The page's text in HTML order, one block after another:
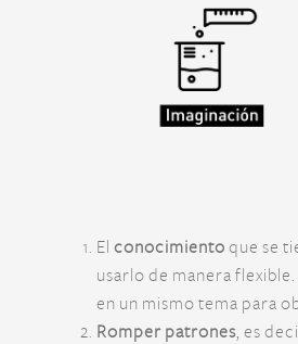
El conocimiento que se
usarlo de manera
en un mismo tema para
Romper patrones, es